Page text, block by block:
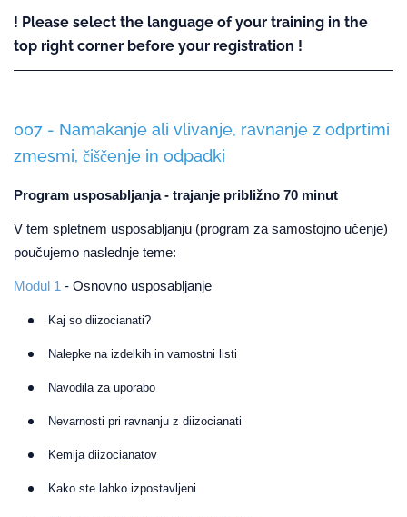
! Please select the language of your training in the
top right corner before your registration !
007 - Namakanje ali vlivanje, ravnanje z odprtimi
zmesmi, čiščenje in odpadki
Program usposabljanja - trajanje približno 70 minut
V tem spletnem usposabljanju (program za samostojno učenje)
poučujemo naslednje teme:
Modul 1 - Osnovno usposabljanje
Kaj so diizocianati?
Nalepke na izdelkih in varnostni listi
Navodila za uporabo
Nevarnosti pri ravnanju z diizocianati
Kemija diizocianatov
Kako ste lahko izpostavljeni